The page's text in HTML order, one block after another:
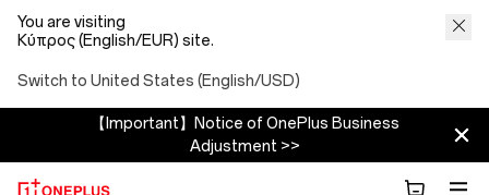
You are visiting
Κύπρος (English/EUR) site.
Switch to United States (English/USD)
【Important】Notice of OnePlus Business
Adjustment >>